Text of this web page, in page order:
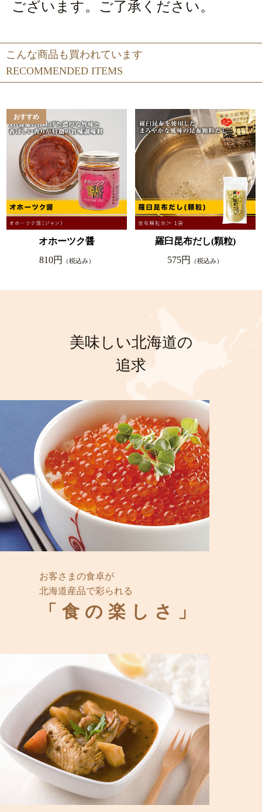
ございます。ご了承ください。
RECOMMENDED ITEMS
こんな商品も買われています
オホーツク醤
810円
（税込み）
羅臼昆布だし(顆粒)
575円
（税込み）
美味しい北海道の
追求
お客さまの食卓が
北海道産品で彩られる
「食の楽しさ」